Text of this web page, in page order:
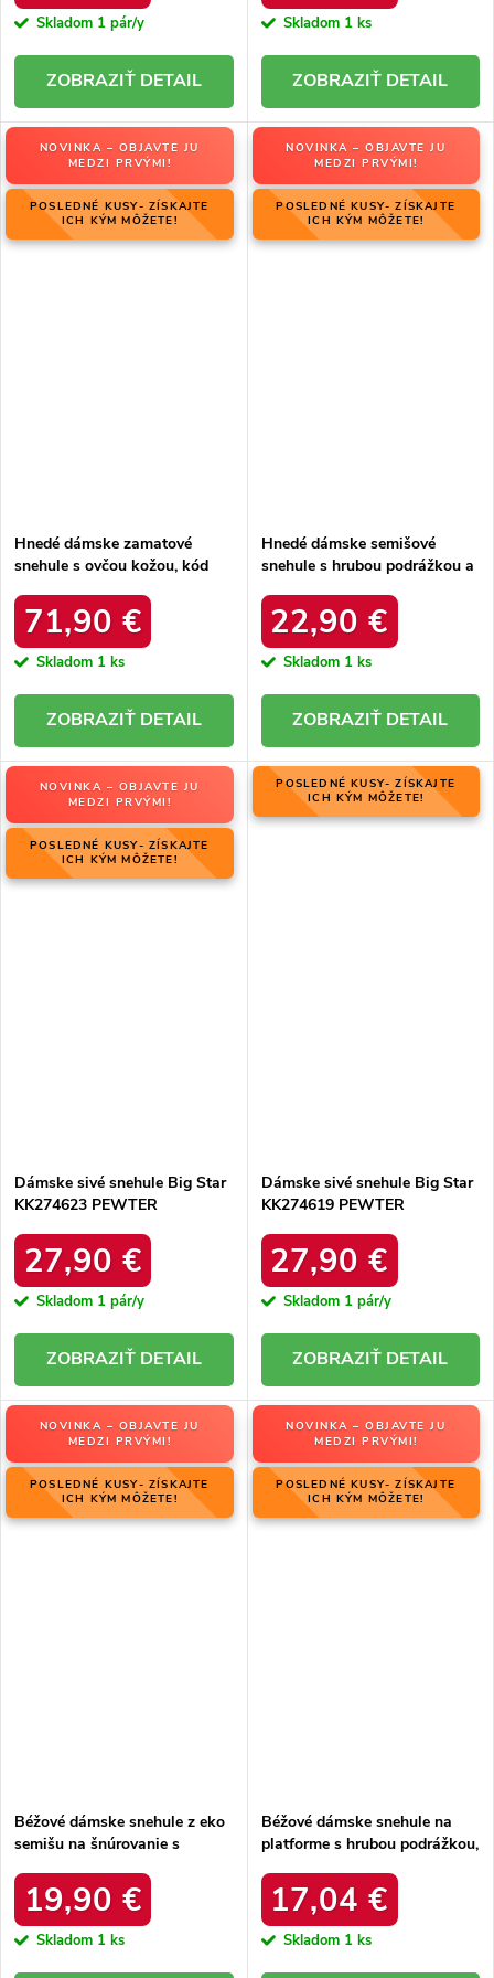
Skladom 1 pár/y
DETAIL
Skladom 1 ks
DETAIL
NOVINKA – OBJAVTE JU
MEDZI PRVÝMI!
POSLEDNÉ KUSY- ZÍSKAJTE
ICH KÝM MÔŽETE!
Hnedé dámske zamatové
snehule s ovčou kožou, kód
71,90 €
Skladom 1 ks
DETAIL
NOVINKA – OBJAVTE JU
MEDZI PRVÝMI!
POSLEDNÉ KUSY- ZÍSKAJTE
ICH KÝM MÔŽETE!
Hnedé dámske semišové
snehule s hrubou podrážkou a
produktu OO274A098
22,90 €
Skladom 1 ks
DETAIL
NOVINKA – OBJAVTE JU
MEDZI PRVÝMI!
POSLEDNÉ KUSY- ZÍSKAJTE
ICH KÝM MÔŽETE!
Dámske sivé snehule Big Star
KK274623 PEWTER
27,90 €
Skladom 1 pár/y
DETAIL
POSLEDNÉ KUSY- ZÍSKAJTE
ICH KÝM MÔŽETE!
Dámske sivé snehule Big Star
KK274619 PEWTER
27,90 €
Skladom 1 pár/y
DETAIL
NOVINKA – OBJAVTE JU
MEDZI PRVÝMI!
POSLEDNÉ KUSY- ZÍSKAJTE
ICH KÝM MÔŽETE!
Béžové dámske snehule z eko
semišu na šnúrovanie s
produktu C3016 BEIGE
19,90 €
Skladom 1 ks
NOVINKA – OBJAVTE JU
MEDZI PRVÝMI!
POSLEDNÉ KUSY- ZÍSKAJTE
ICH KÝM MÔŽETE!
Béžové dámske snehule na
platforme s hrubou podrážkou,
925 KHAKI
17,04 €
Skladom 1 ks